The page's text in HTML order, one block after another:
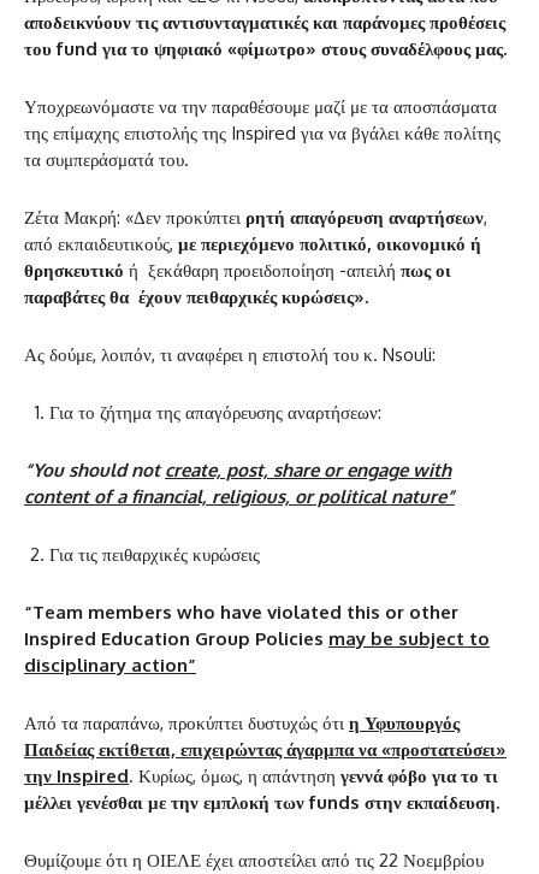
αποδεικνύουν τις αντισυνταγματικές και παράνομες προθέσεις
τουfund για το ψηφιακό «φίμωτρο» στους συναδέλφους μας.
Υποχρεωνόμαστε να την παραθέσουμε μαζί με τα αποσπάσματα
της επίμαχης επιστολής της Inspired για να βγάλει κάθε πολίτης
τα συμπεράσματά του.
Ζέτα Μακρή: «Δεν προκύπτει ρητή απαγόρευση αναρτήσεων,
από εκπαιδευτικούς, με περιεχόμενο πολιτικό, οικονομικό ή
θρησκευτικό ή ξεκάθαρη προειδοποίηση -απειλή πως οι
παραβάτες θα έχουν πειθαρχικές κυρώσεις».
Ας δούμε, λοιπόν, τι αναφέρει η επιστολή του κ. Nsouli:
Για το ζήτημα της απαγόρευσης αναρτήσεων:
“You should notcreate, post, share or engage with
content of a financial, religious, or political nature”
Για τις πειθαρχικές κυρώσεις
“Team members who have violated this or other
Inspired Education Group Policies may be subject to
disciplinary action”
Από τα παραπάνω, προκύπτει δυστυχώς ότι η Υφυπουργός
Παιδείας εκτίθεται, επιχειρώντας άγαρμπα να «προστατεύσει»
την Inspired. Κυρίως, όμως, η απάντηση γεννά φόβο για το τι
μέλλει γενέσθαι με την εμπλοκή τωνfunds στην εκπαίδευση.
Θυμίζουμε ότι η ΟΙΕΛΕ έχει αποστείλει από τις 22 Νοεμβρίου